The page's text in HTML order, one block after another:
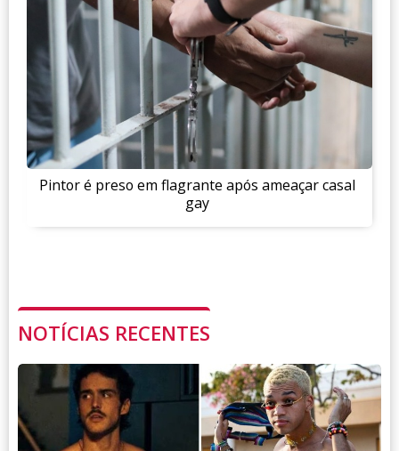
Pintor é preso em flagrante após ameaçar casal
gay
NOTÍCIAS RECENTES